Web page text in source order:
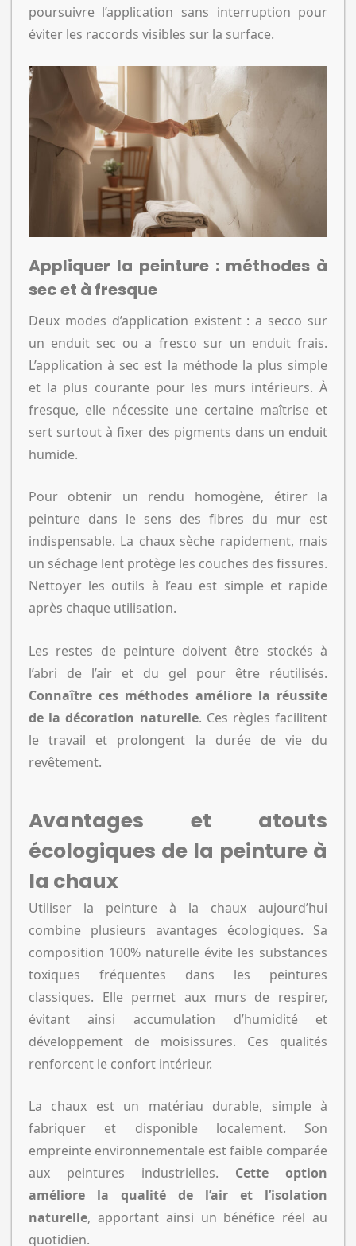
poursuivre l’application sans interruption pour
éviter les raccords visibles sur la surface.
Appliquer la peinture : méthodes à
sec et à fresque
Deux modes d’application existent : a secco sur
un enduit sec ou a fresco sur un enduit frais.
L’application à sec est la méthode la plus simple
et la plus courante pour les murs intérieurs. À
fresque, elle nécessite une certaine maîtrise et
sert surtout à fixer des pigments dans un enduit
humide.
Pour obtenir un rendu homogène, étirer la
peinture dans le sens des fibres du mur est
indispensable. La chaux sèche rapidement, mais
un séchage lent protège les couches des fissures.
Nettoyer les outils à l’eau est simple et rapide
après chaque utilisation.
Les restes de peinture doivent être stockés à
l’abri de l’air et du gel pour être réutilisés.
Connaître ces méthodes améliore la réussite
de la décoration naturelle. Ces règles facilitent
le travail et prolongent la durée de vie du
revêtement.
Avantages et atouts
écologiques de la peinture à
la chaux
Utiliser la peinture à la chaux aujourd’hui
combine plusieurs avantages écologiques. Sa
composition 100% naturelle évite les substances
toxiques fréquentes dans les peintures
classiques. Elle permet aux murs de respirer,
évitant ainsi accumulation d’humidité et
développement de moisissures. Ces qualités
renforcent le confort intérieur.
La chaux est un matériau durable, simple à
fabriquer et disponible localement. Son
empreinte environnementale est faible comparée
aux peintures industrielles. Cette option
améliore la qualité de l’air et l’isolation
naturelle, apportant ainsi un bénéfice réel au
quotidien.